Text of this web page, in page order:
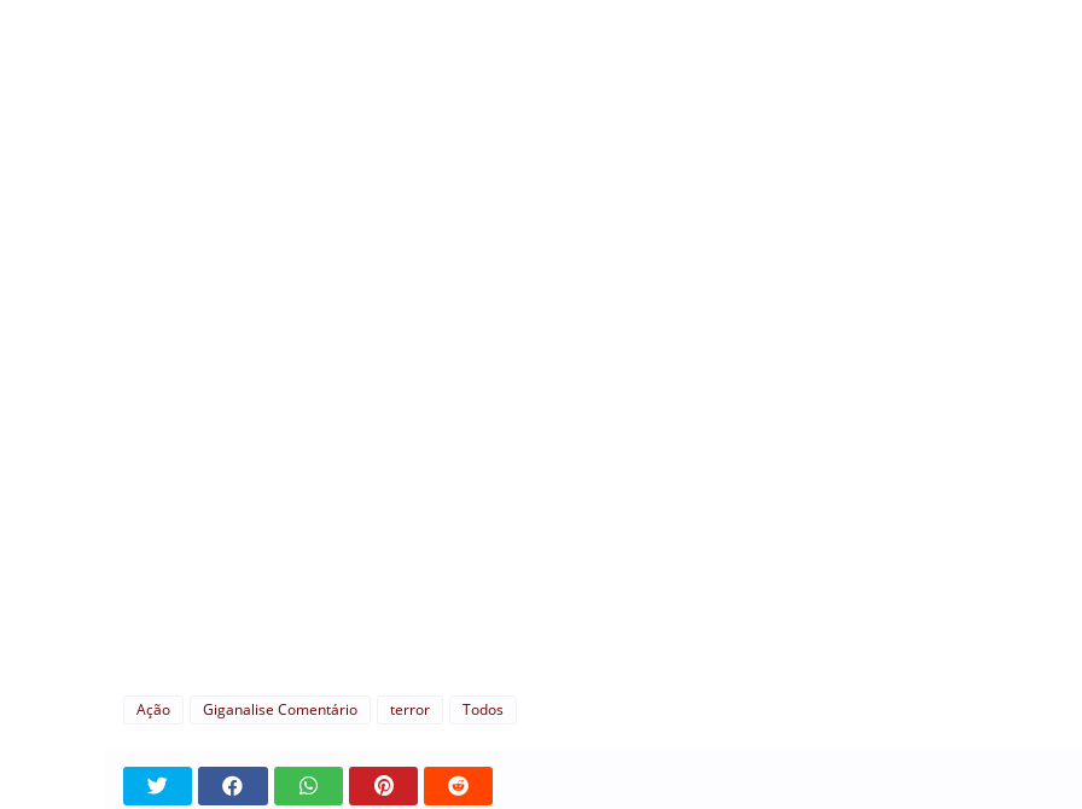
Ação Giganalise Comentário terror Todos